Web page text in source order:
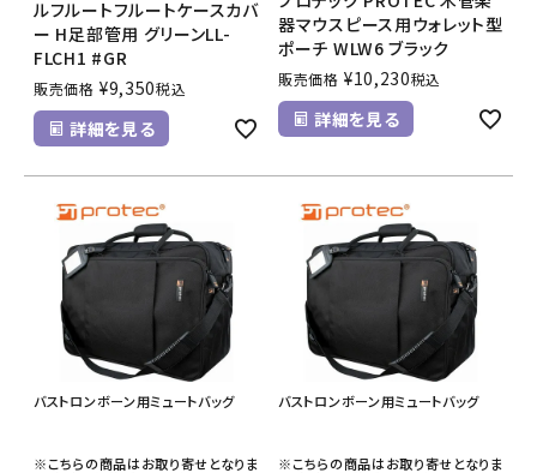
ルフルートフルートケースカバ
ー H足部管用 グリーンLL-
FLCH1 #GR
販売価格 ¥9,350税込
詳細を見る
器マウスピース用ウォレット型
ポーチ WLW6 ブラック
販売価格 ¥10,230税込
詳細を見る
バストロンボーン用ミュートバッグ
※こちらの商品はお取り寄せとなりま
バストロンボーン用ミュートバッグ
※こちらの商品はお取り寄せとなりま